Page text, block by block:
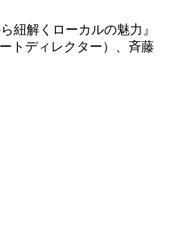
紐解くローカルの魅力』
トディレクター）、斉藤